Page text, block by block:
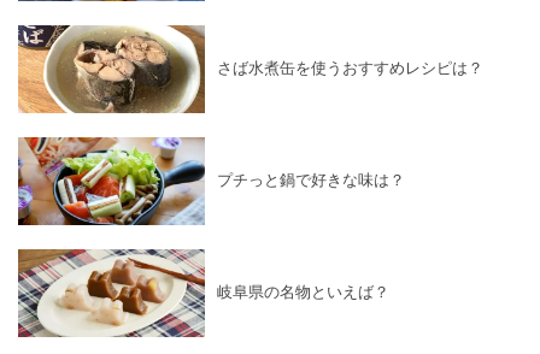
さば水煮缶を使うおすすめレシピは？
プチっと鍋で好きな味は？
岐阜県の名物といえば？